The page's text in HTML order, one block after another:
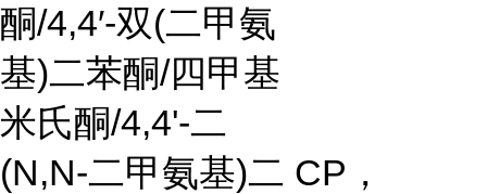
酮/4,4′-双(二甲氨
基)二苯酮/四甲基
米氏酮/4,4'-二
(N,N-二甲氨基)二 CP ，